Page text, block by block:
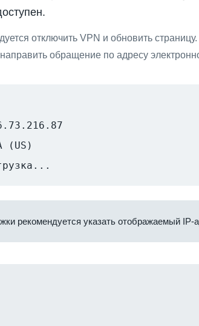
отключить VPN и обновить
обращение по адресу
(US)
рекомендуется указать отображаемый IP-